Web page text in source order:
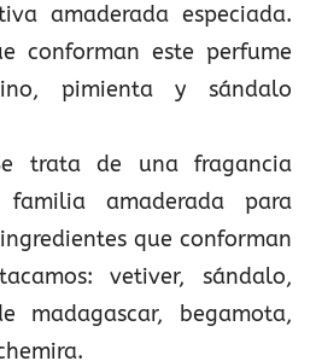
amaderada especiada.
conforman este perfume
pimienta y sándalo
trata de una fragancia
amaderada para
que conforman
vetiver, sándalo,
madagascar, begamota,